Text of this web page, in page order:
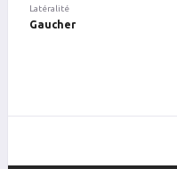
Latéralité
Gaucher